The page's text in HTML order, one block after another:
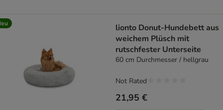
lionto Donut-Hundebett aus
weichem Plüsch mit
rutschfester Unterseite
60 cm Durchmesser / hellgrau
21,95 €
Not Rated